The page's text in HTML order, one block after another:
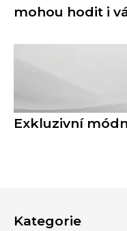
mohou hodit i
Exkluzivní
Kategorie